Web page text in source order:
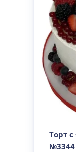
Торт
№3344